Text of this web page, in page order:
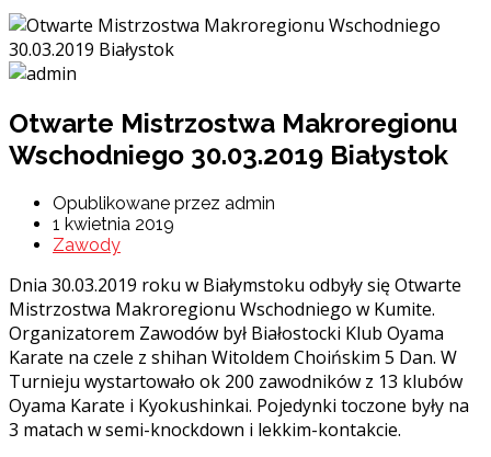
Otwarte Mistrzostwa Makroregionu
Wschodniego 30.03.2019 Białystok
Opublikowane przez admin
1 kwietnia 2019
Zawody
Dnia 30.03.2019 roku w Białymstoku odbyły się Otwarte
Mistrzostwa Makroregionu Wschodniego w Kumite.
Organizatorem Zawodów był Białostocki Klub Oyama
Karate na czele z shihan Witoldem Choińskim 5 Dan. W
Turnieju wystartowało ok 200 zawodników z 13 klubów
Oyama Karate i Kyokushinkai. Pojedynki toczone były na
3 matach w semi-knockdown i lekkim-kontakcie.